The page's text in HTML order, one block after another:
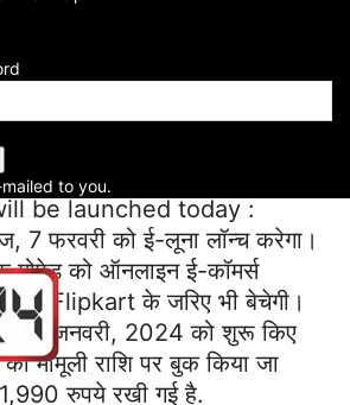
to you.
be launched today :
7 फरवरी को ई-लूना लॉन्च करेगा।
मोपेड को ऑनलाइन ई-कॉमर्स
और Flipkart के जरिए भी बेचेगी।
26 जनवरी, 2024 को शुरू किए
मामूली राशि पर बुक किया जा
रुपये रखी गई है.